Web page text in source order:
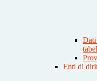
Dati
Enti di